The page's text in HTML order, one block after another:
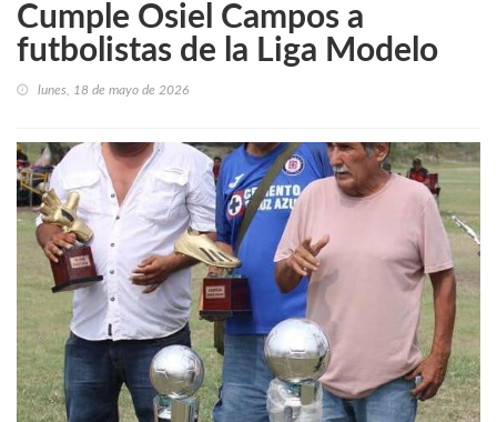
Cumple Osiel Campos a
futbolistas de la Liga Modelo
lunes, 18 de mayo de 2026